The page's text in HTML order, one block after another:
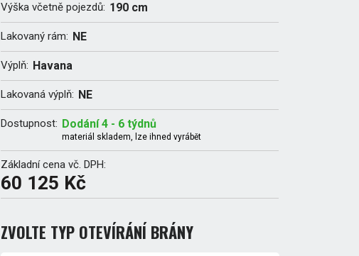
Výška včetně pojezdů: 190 cm
Lakovaný rám: NE
Výplň: Havana
Lakovaná výplň: NE
Dostupnost: Dodání 4 - 6 týdnů
materiál skladem, lze ihned vyrábět
Základní cena vč. DPH:
60 125 Kč
ZVOLTE TYP OTEVÍRÁNÍ BRÁNY